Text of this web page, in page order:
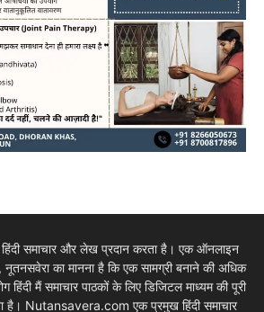
समाचार और लेख प्रदान करता है। एक ऑनलाइन
का मानना है कि एक सामग्री बनाने की अधिक
मैं समाचार पाठकों के लिए डिजिटल माध्यम की पूरी
है। Nutansavera.com एक प्रमुख हिंदी समाचार